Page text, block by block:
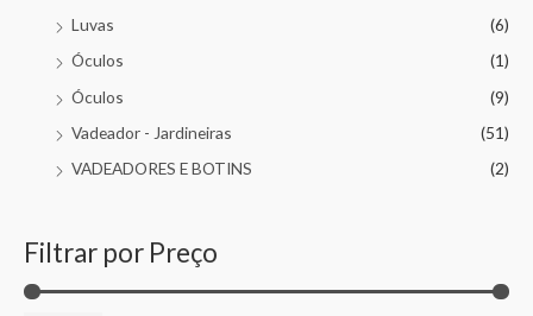
Luvas
(6)
Óculos
(1)
Óculos
(9)
Vadeador - Jardineiras
(51)
VADEADORES E BOTINS
(2)
Filtrar por Preço